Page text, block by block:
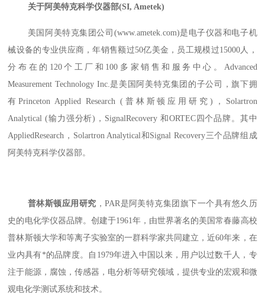
关于阿美特克科学仪器部(SI, Ametek)
美国阿美特克集团公司 (www.ametek.com)是电子仪器和电子机
械设备的专业供应商，年销售额过50亿美金，员工规模过15000人，
分布在的120个工厂和100多家销售和服务中心。Advanced
Measurement Technology Inc.是美国阿美特克集团的子公司，旗下拥
有Princeton Applied Research (普林斯顿应用研究)，Solartron
Analytical (输力强分析)，SignalRecovery 和ORTEC四个品牌。其中
AppliedResearch，Solartron Analytical和Signal Recovery三个品牌组成
阿美特克科学仪器部。
普林斯顿应用研究 ，PAR是阿美特克集团旗下一个具有悠久历
史的电化学仪器品牌。创建于1961年，由世界著名的美国常春藤高校
普林斯顿大学和等离子实验室的一群科学家共同建立，近60年来，在
业内具有*的品牌度。自1979年进入中国以来，用户以过数千人，专
注于能源，腐蚀，传感器，电分析等研究领域，提供专业的宏观和微
观电化学测试系统和技术。